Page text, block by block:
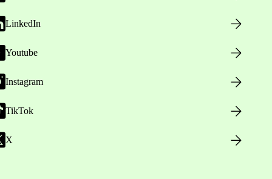
LinkedIn
Youtube
Instagram
TikTok
X